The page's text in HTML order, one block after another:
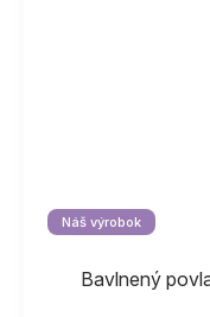
Náš výrobok
Bavlnený